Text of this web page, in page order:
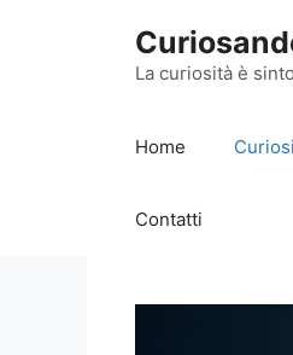
La curiosità è
Home
Contatti